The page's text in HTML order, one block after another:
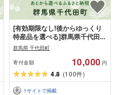
[有効期限なし!後からゆっくり
特産品を選べる]群馬県千代田町
カタログポイント
群馬県 千代田町
寄付金額 10,000 円
4.8 (100件)
1サイトで掲載